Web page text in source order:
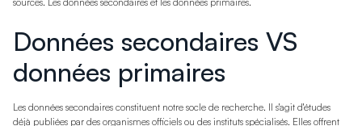
Données secondaires VS
données primaires
Les données secondaires constituent notre socle de recherche. Il s'agit d'études
déjà publiées par des organismes officiels ou des instituts spécialisés. Elles offrent